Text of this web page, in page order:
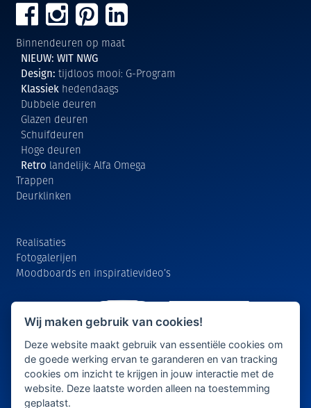
Binnendeuren op maat
NIEUW: WIT NWG
Design: tijdloos mooi: G-Program
Klassiek hedendaags
Dubbele deuren
Glazen deuren
Schuifdeuren
Hoge deuren
Retro landelijk: Alfa Omega
Trappen
Deurklinken
Realisaties
Fotogalerijen
Moodboards en inspiratievideo’s
Wij maken gebruik van cookies!
Deze website maakt gebruik van essentiële cookies om
de goede werking ervan te garanderen en van tracking
cookies om inzicht te krijgen in jouw interactie met de
website. Deze laatste worden alleen na toestemming
geplaatst.